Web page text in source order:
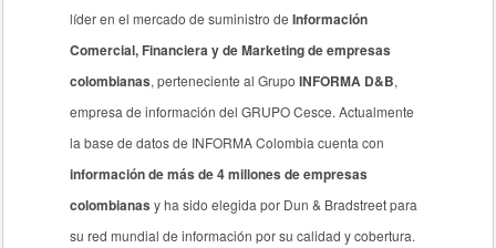
líder en el mercado de suministro deInformación
Comercial, Financiera y de Marketing de empresas
colombianas, perteneciente al GrupoINFORMA D&B,
empresa de información del GRUPO Cesce. Actualmente
la base de datos de INFORMA Colombia cuenta con
información de más de 4 millones de empresas
colombianas y ha sido elegida por Dun & Bradstreet para
su red mundial de información por su calidad y cobertura.